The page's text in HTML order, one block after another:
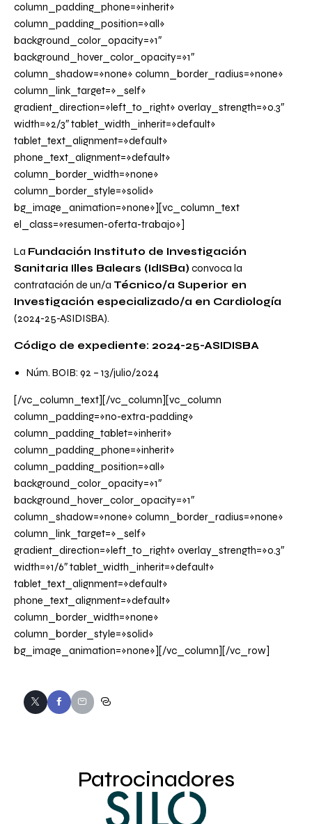
column_padding_phone=»inherit»
column_padding_position=»all»
background_color_opacity=»1″
background_hover_color_opacity=»1″
column_shadow=»none» column_border_radius=»none»
column_link_target=»_self»
gradient_direction=»left_to_right» overlay_strength=»0.3″
width=»2/3″ tablet_width_inherit=»default»
tablet_text_alignment=»default»
phone_text_alignment=»default»
column_border_width=»none»
column_border_style=»solid»
bg_image_animation=»none»][vc_column_text
el_class=»resumen-oferta-trabajo»]
La Fundación Instituto de Investigación
Sanitaria Illes Balears (IdISBa) convoca la
contratación de un/a Técnico/a Superior en
Investigación especializado/a en Cardiología
(2024-25-ASIDISBA).
Código de expediente: 2024-25-ASIDISBA
Núm. BOIB: 92 – 13/julio/2024
[/vc_column_text][/vc_column][vc_column
column_padding=»no-extra-padding»
column_padding_tablet=»inherit»
column_padding_phone=»inherit»
column_padding_position=»all»
background_color_opacity=»1″
background_hover_color_opacity=»1″
column_shadow=»none» column_border_radius=»none»
column_link_target=»_self»
gradient_direction=»left_to_right» overlay_strength=»0.3″
width=»1/6″ tablet_width_inherit=»default»
tablet_text_alignment=»default»
phone_text_alignment=»default»
column_border_width=»none»
column_border_style=»solid»
bg_image_animation=»none»][/vc_column][/vc_row]
Patrocinadores